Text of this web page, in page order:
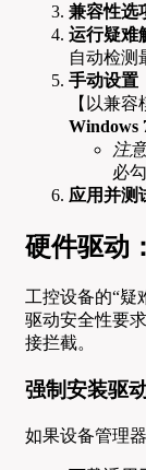
兼容性选
运行疑难
自动检测
手动设置
【以兼
Windows
注
必
应用并测
硬件驱动
工控设备的“疑
驱动安全性要
接拦截。
强制安装驱
如果设备管理